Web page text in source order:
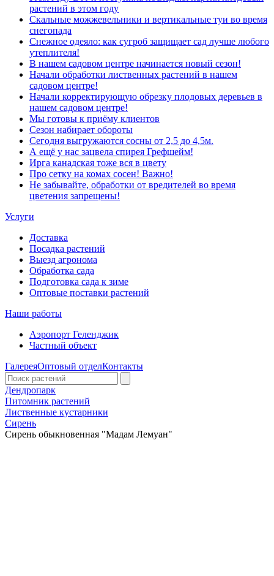
растений в этом году
Скальные можжевельники и вертикальные туи во время
снегопада
Снежное одеяло: как сугроб защищает сад лучше любого
утеплителя!
В нашем садовом центре начинается новый сезон!
Начали обработки лиственных растений в нашем
садовом центре!
Начали корректирующую обрезку плодовых деревьев в
нашем садовом центре!
Мы готовы к приёму клиентов
Сезон набирает обороты
Сегодня выгружаются сосны от 2,5 до 4,5м.
А ещё у нас зацвела спирея Грефшейм!
Ирга канадская тоже вся в цвету
Про сетку на комах сосен! Важно!
Не забывайте, обработки от вредителей во время
цветения запрещены!
Услуги
Доставка
Посадка растений
Выезд агронома
Обработка сада
Подготовка сада к зиме
Оптовые поставки растений
Наши работы
Аэропорт Геленджик
Частный объект
ГалереяОптовый отделКонтакты
Дендропарк
Питомник растений
Лиственные кустарники
Сирень
Сирень обыкновенная "Мадам Лемуан"